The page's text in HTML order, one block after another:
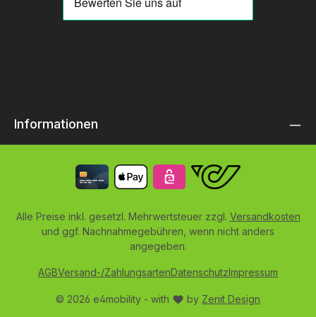
Informationen
Alle Preise inkl. gesetzl. Mehrwertsteuer zzgl. Versandkosten
und ggf. Nachnahmegebühren, wenn nicht anders
angegeben.
© 2026 e4mobility - with by Zenit Design
AGBVersand-/ZahlungsartenDatenschutzImpressum